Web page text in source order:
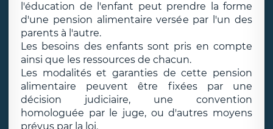
l'éducation de l'enfant peut prendre la forme
d'une pension alimentaire versée par l'un des
parents à l'autre.
Les besoins des enfants sont pris en compte
ainsi que les ressources de chacun.
Les modalités et garanties de cette pension
alimentaire peuvent être fixées par une
décision judiciaire, une convention
homologuée par le juge, ou d'autres moyens
prévus par la loi.